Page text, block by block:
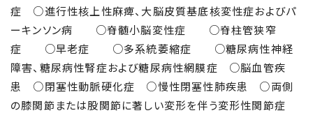
症 ○進行性核上性麻痺、大脳皮質基底核変性症およびパ
ーキンソン病 ○脊髄小脳変性症 ○脊柱管狭窄
症 ○早老症 ○多系統萎縮症 ○糖尿病性神経
障害、糖尿病性腎症および糖尿病性網膜症 ○脳血管疾
患 ○閉塞性動脈硬化症 ○慢性閉塞性肺疾患 ○両側
の膝関節または股関節に著しい変形を伴う変形性関節症